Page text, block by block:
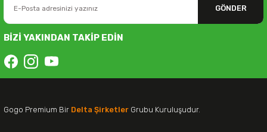
GÖNDER
BİZİ YAKINDAN TAKİP EDİN
Gogo Premium Bir Delta Şirketler Grubu Kuruluşudur.